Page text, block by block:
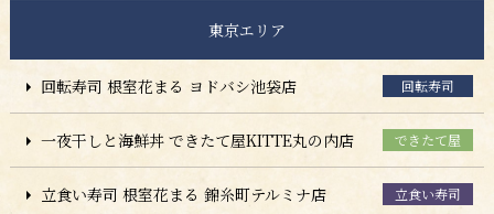
東京エリア
回転寿司 根室花まる ヨドバシ池袋店 回転寿司
一夜干しと海鮮丼 できたて屋KITTE丸の内店 できたて屋
立食い寿司 根室花まる 錦糸町テルミナ店 立食い寿司